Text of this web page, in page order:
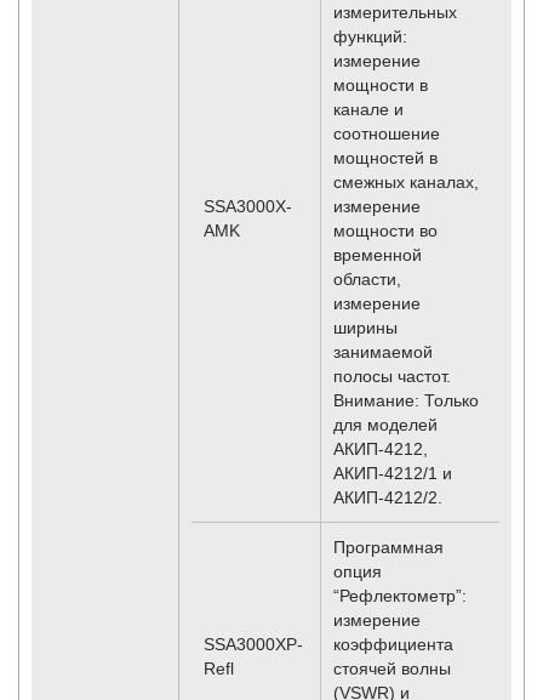
SSA3000X-
AMK
измерительных
функций:
измерение
мощности в
канале и
соотношение
мощностей в
смежных каналах,
измерение
мощности во
временной
области,
измерение
ширины
занимаемой
полосы частот.
Внимание: Только
для моделей
АКИП-4212,
АКИП-4212/1 и
АКИП-4212/2.
SSA3000XP-
Refl
Программная
опция
“Рефлектометр”:
измерение
коэффициента
стоячей волны
(VSWR) и